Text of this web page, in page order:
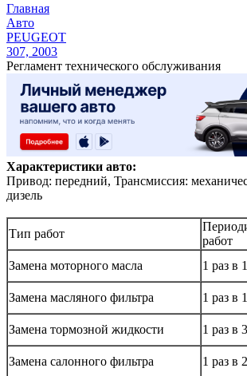
Главная
Авто
PEUGEOT
307, 2003
Регламент технического обслуживания
Характеристики авто:
Привод: передний, Трансмиссия:
дизель
Тип работ
работ
Замена моторного масла 1 раз в
Замена масляного фильтра
1 раз в
Замена тормозной жидкости
1 раз в
Замена салонного фильтра
1 раз в